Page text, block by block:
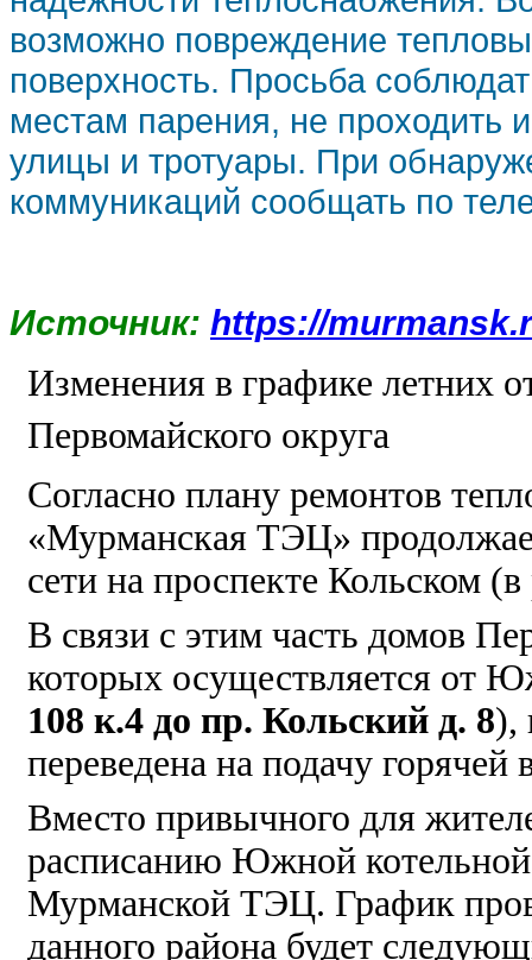
возможно повреждение
поверхность. Просьба
местам парения, не проходить
улицы и тротуары. При
коммуникаций сообщать по
Источник: https://
Изменения в графике летних
Первомайского округа
Согласно плану ремонтов
«Мурманская ТЭЦ»
сети на проспекте Кольском
В связи с этим часть домов
которых осуществляется от
108 к.4 до пр. Кольский д. 8),
переведена на подачу
Вместо привычного для
расписанию Южной котельной
Мурманской ТЭЦ. График
данного района будет